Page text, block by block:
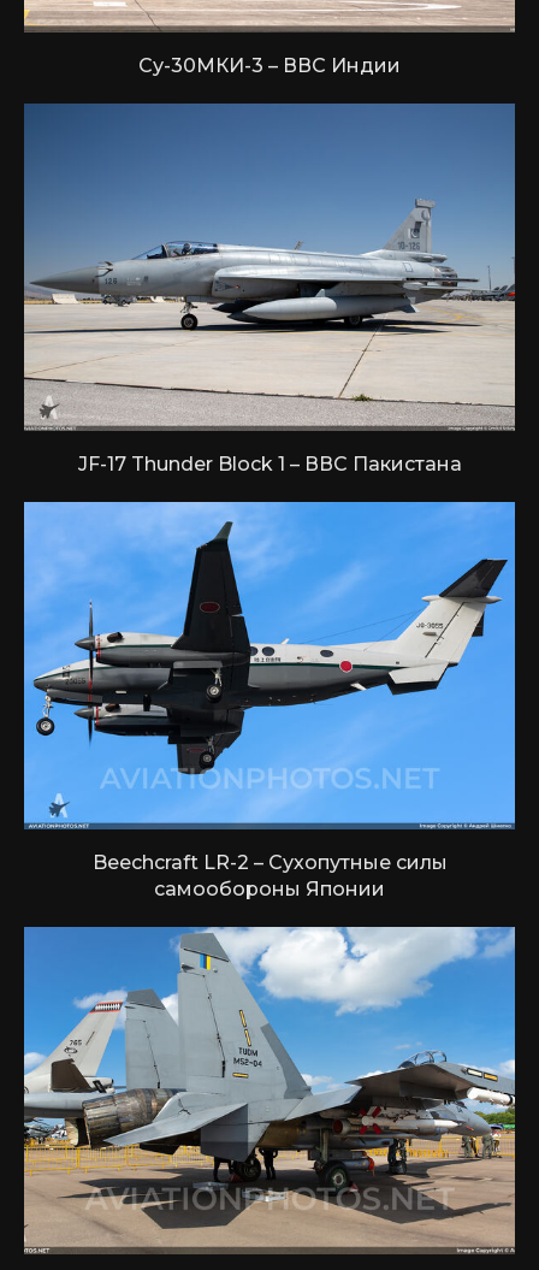
Су-30МКИ-3 – ВВС Индии
JF-17 Thunder Block 1 – ВВС Пакистана
Beechcraft LR-2 – Сухопутные силы
самообороны Японии